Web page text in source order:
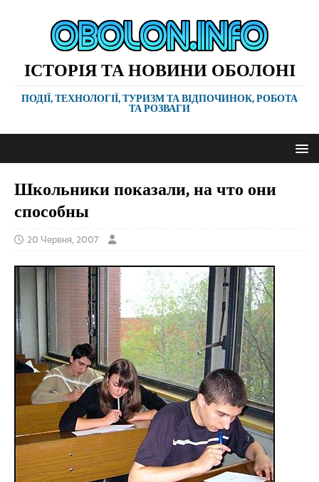
ІСТОРІЯ ТА НОВИНИ ОБОЛОНІ
ПОДІЇ, ТЕХНОЛОГІЇ, ТУРИЗМ ТА ВІДПОЧИНОК, РОБОТА
ТА РОЗВАГИ
Школьники показали, на что они
способны
20 Червня, 2007